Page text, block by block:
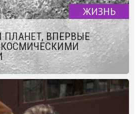
ЖИЗНЬ
ПЛАНЕТ, ВПЕРВЫЕ